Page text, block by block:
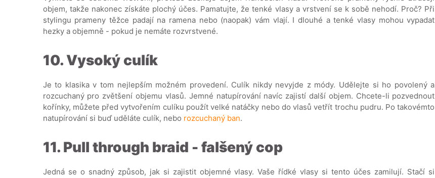
objem, takže nakonec získáte plochý účes. Pamatujte, že tenké vlasy a vrstvení se k sobě nehodí. Proč? Při
stylingu prameny těžce padají na ramena nebo (naopak) vám vlají. I dlouhé a tenké vlasy mohou vypadat
hezky a objemně - pokud je nemáte rozvrstvené.
10. Vysoký culík
Je to klasika v tom nejlepším možném provedení. Culík nikdy nevyjde z módy. Udělejte si ho povolený a
rozcuchaný pro zvětšení objemu vlasů. Jemné natupírování navíc zajistí další objem. Chcete-li pozvednout
kořínky, můžete před vytvořením culíku použít velké natáčky nebo do vlasů vetřít trochu pudru. Po takovémto
natupírování si buď uděláte culík, nebo rozcuchaný ban.
11. Pull through braid - falšený cop
Jedná se o snadný způsob, jak si zajistit objemné vlasy. Vaše řídké vlasy si tento účes zamilují. Stačí si